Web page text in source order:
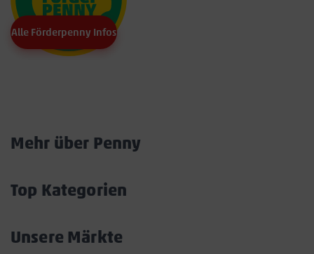
Alle Förderpenny Infos
Mehr über Penny
Top Kategorien
Unsere Märkte